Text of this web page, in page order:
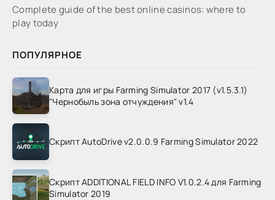
Complete guide of the best online casinos: where to
play today
ПОПУЛЯРНОЕ
Карта для игры Farming Simulator 2017 (v1.5.3.1)
"Чернобыль зона отчуждения" v1.4
Скрипт AutoDrive v2.0.0.9 Farming Simulator 2022
Скрипт ADDITIONAL FIELD INFO V1.0.2.4 для Farming
Simulator 2019